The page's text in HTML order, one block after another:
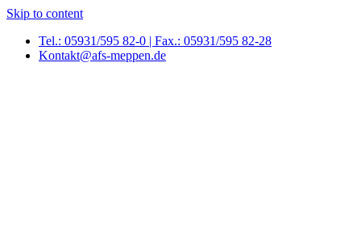
Skip to content
Tel.: 05931/595 82-0 | Fax.: 05931/595 82-28
Kontakt@afs-meppen.de